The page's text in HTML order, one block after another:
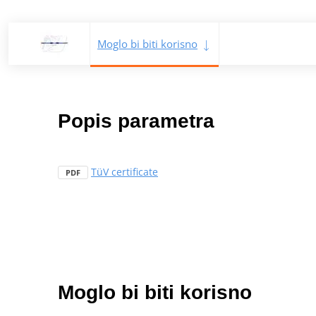
Moglo bi biti korisno
Popis parametra
PDF TüV certificate
Moglo bi biti korisno